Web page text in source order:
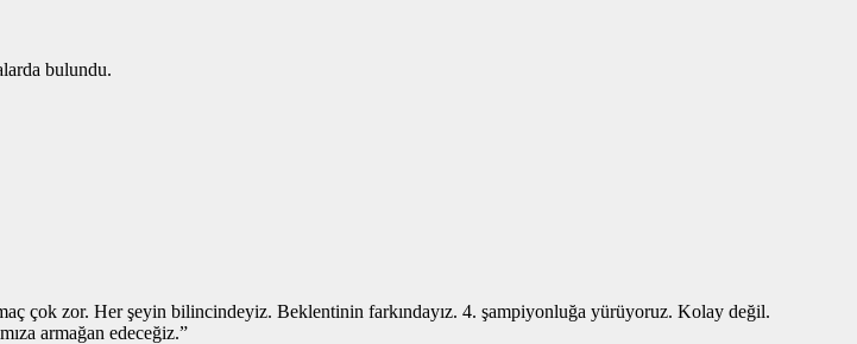
bulundu.
çok zor. Her şeyin bilincindeyiz. Beklentinin farkındayız. 4. şampiyonluğa yürüyoruz. Kolay değil.
armağan edeceğiz.”